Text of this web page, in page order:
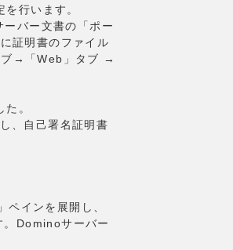
行います。
バー文書の「ポー
証明書のファイル
ブ→「Web」タブ →
。
、自己署名証明書
インを展開し、
。Dominoサーバー